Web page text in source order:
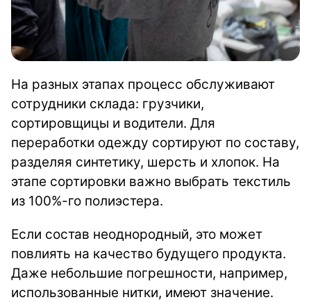
На разных этапах процесс обслуживают
сотрудники склада: грузчики,
сортировщицы и водители. Для
переработки одежду сортируют по составу,
разделяя синтетику, шерсть и хлопок. На
этапе сортировки важно выбрать текстиль
из 100%-го полиэстера.
Если состав неоднородный, это может
повлиять на качество будущего продукта.
Даже небольшие погрешности, например,
использованные нитки, имеют значение.